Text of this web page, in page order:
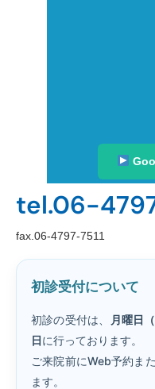
tel.06-
fax.06-4797-7511
初診受付について
初診の受付は、
月曜日
日に行っております。
ご来院前にWeb予約ま
ます。